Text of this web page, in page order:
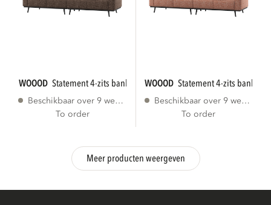
WOOOD statement 4-zits bank 280 cm bruin...
Beschikbaar over 9 weken
To order
WOOOD statement 4-zits bank
Beschikbaar over 9 weken
To order
Meer producten weergeven